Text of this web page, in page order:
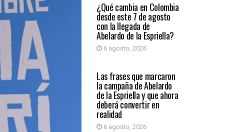
¿Qué cambia en Colombia
desde este 7 de agosto
con la llegada de
Abelardo de la Espriella?
6 agosto, 2026
PRIMER PLANO
Las frases que marcaron
la campaña de Abelardo
de la Espriella y que ahora
deberá convertir en
realidad
6 agosto, 2026